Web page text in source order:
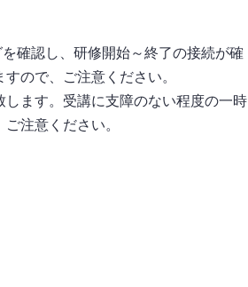
確認し、研修開始～終了の接続が確
ので、ご注意ください。
ます。受講に支障のない程度の一時
注意ください。